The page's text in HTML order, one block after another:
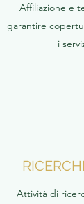
Affiliazione e
garantire
i
Attività di